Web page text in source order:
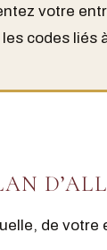
votre
codes
de